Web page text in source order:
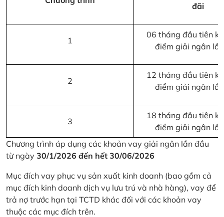
đãi
1
06 tháng đầu tiên
điểm giải ngân
2
12 tháng đầu tiên
điểm giải ngân
3
18 tháng đầu tiên
điểm giải ngân
Chương trình áp dụng các khoản vay giải ngân lần đầu
từ ngày 30/1/2026 đến hết 30/06/2026
Mục đích vay phục vụ sản xuất kinh doanh (bao gồm cả
mục đích kinh doanh dịch vụ lưu trú và nhà hàng), vay để
trả nợ trước hạn tại TCTD khác đối với các khoản vay
thuộc các mục đích trên.